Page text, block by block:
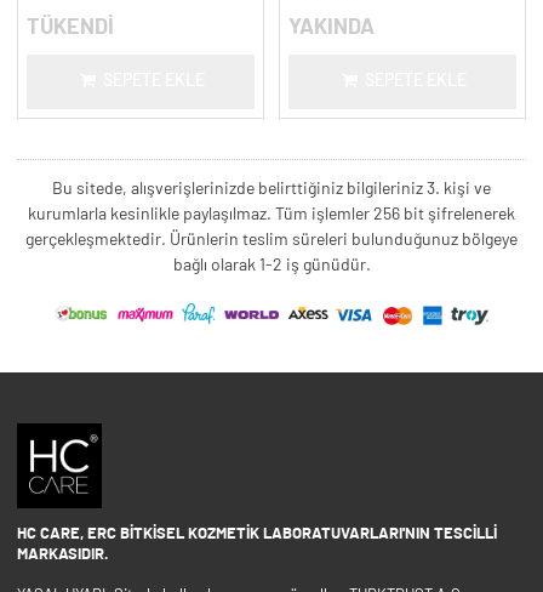
TÜKENDİ YAKINDA
Bu sitede, alışverişlerinizde belirttiğiniz bilgileriniz 3. kişi ve
kurumlarla kesinlikle paylaşılmaz. Tüm işlemler 256 bit şifrelenerek
gerçekleşmektedir. Ürünlerin teslim süreleri bulunduğunuz bölgeye
bağlı olarak 1-2 iş günüdür.
HC CARE, ERC BITKISEL KOZMETIK LABORATUVARLARI'NIN TESCILLI
MARKASIDIR.